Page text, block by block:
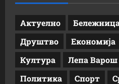
Актуелно
Друштво
Економија
Култура
Лепа Варош
Политика
Спорт